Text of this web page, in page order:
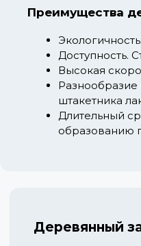
Преимущества
Экологичность.
Доступность.
Высокая
Разнообразие
штакетника
Длительный
образованию
Деревянный